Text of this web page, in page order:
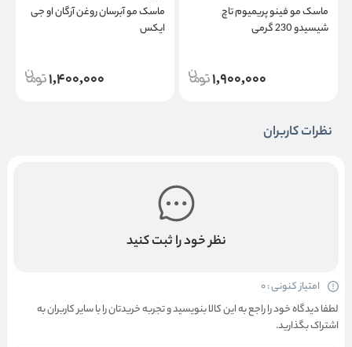
ماسک مو فینو پریمیوم تاچ
شیسیدو 230 گرمی
1,900,000
ماسک مو آبرسان روغن آرگان او جی
ایکس
1,400,000
نظرات کاربران
نظر خود را ثبت کنید
امتیاز کنونی : 0
لطفا دیدگاه خود را راجع به این کالا بنویسید و تجربه خریدتان را با سایر کاربران به
اشتراک بگذارید.